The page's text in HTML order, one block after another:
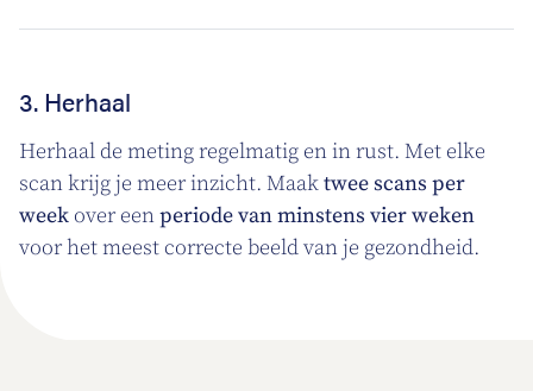
3. Herhaal
Herhaal de meting regelmatig en in rust. Met elke
scan krijg je meer inzicht. Maaktwee scans per
week over eenperiode van minstens vier weken
voor het meest correcte beeld van je gezondheid.